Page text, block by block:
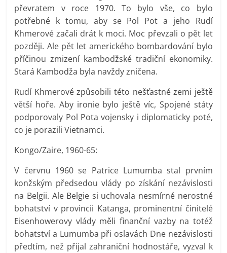
převratem v roce 1970. To bylo vše, co bylo
potřebné k tomu, aby se Pol Pot a jeho Rudí
Khmerové začali drát k moci. Moc převzali o pět let
později. Ale pět let amerického bombardování bylo
příčinou zmizení kambodžské tradiční ekonomiky.
Stará Kambodža byla navždy zničena.
Rudí Khmerové způsobili této nešťastné zemi ještě
větší hoře. Aby ironie bylo ještě víc, Spojené státy
podporovaly Pol Pota vojensky i diplomaticky poté,
co je porazili Vietnamci.
Kongo/Zaire, 1960-65:
V červnu 1960 se Patrice Lumumba stal prvním
konžským předsedou vlády po získání nezávislosti
na Belgii. Ale Belgie si uchovala nesmírné nerostné
bohatství v provincii Katanga, prominentní činitelé
Eisenhowerovy vlády měli finanční vazby na totéž
bohatství a Lumumba při oslavách Dne nezávislosti
předtím, než přijal zahraniční hodnostáře, vyzval k